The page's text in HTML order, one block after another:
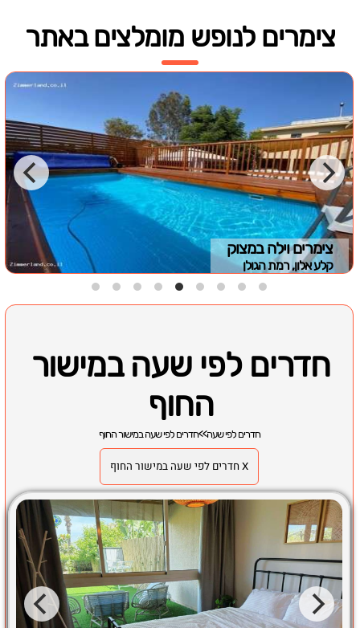
צימרים לנופש מומלצים באתר
צימרים וילה במצוק
קלע אלון, רמת הגולן
חדרים לפי שעה במישור
החוף
חדרים לפי שעה>>חדרים לפי שעה במישור החוף
X חדרים לפי שעה במישור החוף